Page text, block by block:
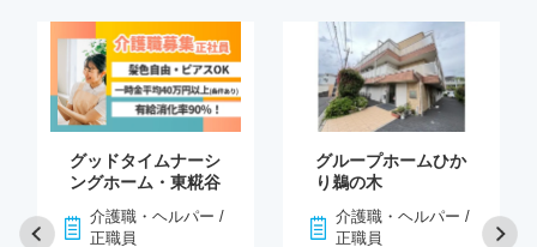
グッドタイムナーシ
ングホーム・東糀谷
介護職・ヘルパー /
正職員
グループホームひか
り鵜の木
介護職・ヘルパー /
正職員